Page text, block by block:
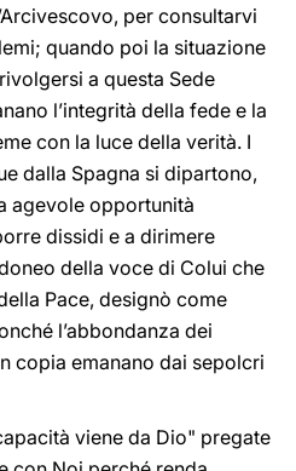
per consultarvi
quando poi la situazione
a questa Sede
l’integrità della fede e la
con la luce della verità. I
dalla Spagna si dipartono,
agevole opportunità
dissidi e a dirimere
della voce di Colui che
Pace, designò come
l’abbondanza dei
copia emanano dai sepolcri
viene da Dio" pregate